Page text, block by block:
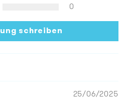
0
schreiben
25/06/2025